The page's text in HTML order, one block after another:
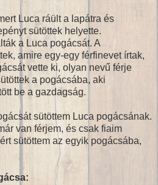
Luca ráült a lapátra és
sütöttek helyette.
a Luca pogácsát. A
amire egy-egy férfinevet írtak,
vette ki, olyan nevű férje
a pogácsába, aki
be a gazdagság.
sütöttem Luca pogácsának.
van férjem, és csak fiaim
sütöttem az egyik pogácsába,